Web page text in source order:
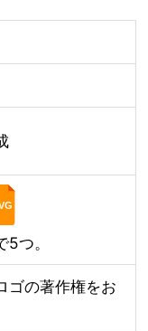
つ。
ゴの著作権をお